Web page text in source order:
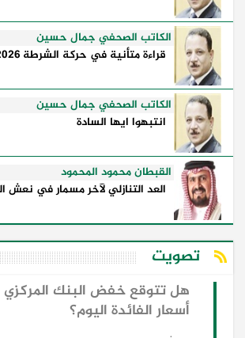
الكاتب الصحفي جمال حسين
قراءة متأنية في حركة الشرطة 2026
الكاتب الصحفي جمال حسين
انتبهوا ايها السادة
القبطان محمود المحمود
العد التنازلي لآخر مسمار في نعش
تصويت
هل تتوقع خفض البنك المركزي
أسعار الفائدة اليوم؟